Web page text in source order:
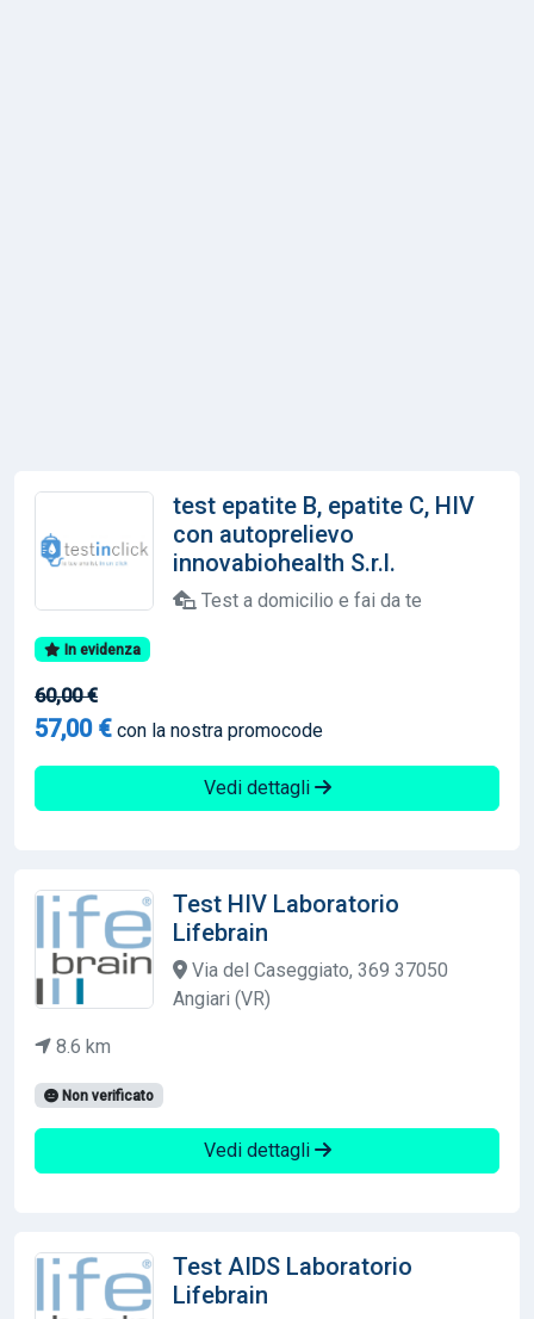
test epatite B, epatite C, HIV
con autoprelievo
innovabiohealth S.r.l.
Test a domicilio e fai da te
In evidenza
60,00 €
57,00 € con la nostra promocode
Vedi dettagli
Test HIV Laboratorio
Lifebrain
Via del Caseggiato, 369 37050
Angiari (VR)
8.6 km
Non verificato
Vedi dettagli
Test AIDS Laboratorio
Lifebrain